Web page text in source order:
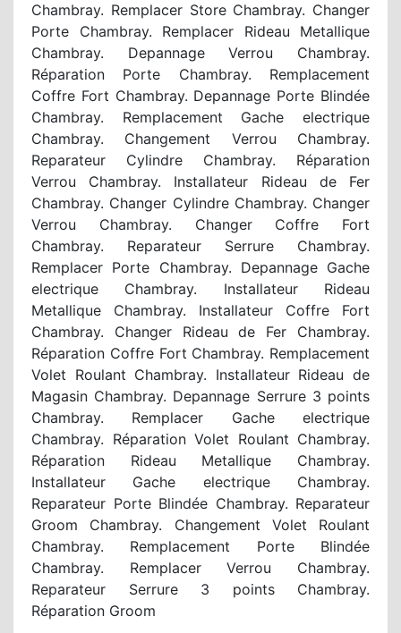
Chambray. Remplacer Store Chambray. Changer
Porte Chambray. Remplacer Rideau Metallique
Chambray. Depannage Verrou Chambray.
Réparation Porte Chambray. Remplacement
Coffre Fort Chambray. Depannage Porte Blindée
Chambray. Remplacement Gache electrique
Chambray. Changement Verrou Chambray.
Reparateur Cylindre Chambray. Réparation
Verrou Chambray. Installateur Rideau de Fer
Chambray. Changer Cylindre Chambray. Changer
Verrou Chambray. Changer Coffre Fort
Chambray. Reparateur Serrure Chambray.
Remplacer Porte Chambray. Depannage Gache
electrique Chambray. Installateur Rideau
Metallique Chambray. Installateur Coffre Fort
Chambray. Changer Rideau de Fer Chambray.
Réparation Coffre Fort Chambray. Remplacement
Volet Roulant Chambray. Installateur Rideau de
Magasin Chambray. Depannage Serrure 3 points
Chambray. Remplacer Gache electrique
Chambray. Réparation Volet Roulant Chambray.
Réparation Rideau Metallique Chambray.
Installateur Gache electrique Chambray.
Reparateur Porte Blindée Chambray. Reparateur
Groom Chambray. Changement Volet Roulant
Chambray. Remplacement Porte Blindée
Chambray. Remplacer Verrou Chambray.
Reparateur Serrure 3 points Chambray.
Réparation Groom